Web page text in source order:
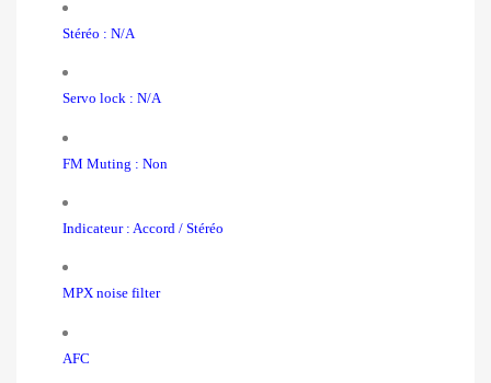
Stéréo : N/A
Servo lock : N/A
FM Muting : Non
Indicateur : Accord / Stéréo
MPX noise filter
AFC